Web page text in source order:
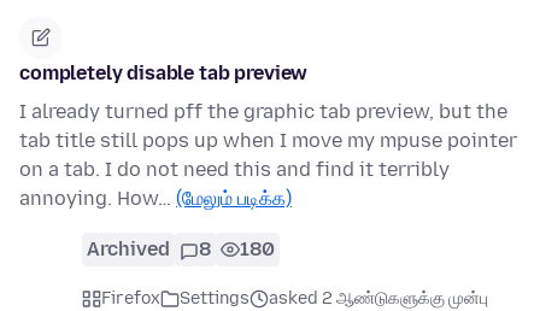
completely disable tab preview
I already turned pff the graphic tab preview, but the
tab title still pops up when I move my mpuse pointer
on a tab. I do not need this and find it terribly
annoying. How… (மேலும் படிக்க)
Archived 8 180
Firefox Settings
asked 2 ஆண்டுகளுக்கு முன்பு